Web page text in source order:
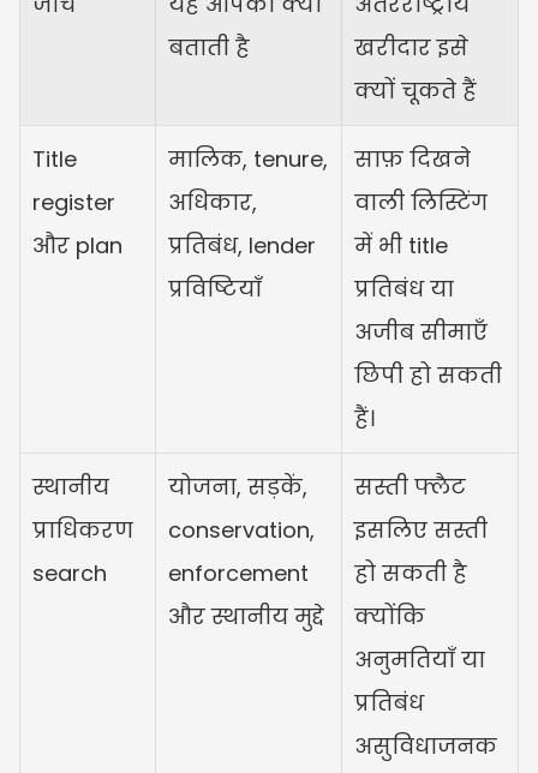
बताती है
खरीदार इसे
क्यों चूकते हैं
Title
register
और plan
मालिक, tenure,
अधिकार,
प्रतिबंध, lender
प्रविष्टियाँ
साफ़ दिखने
वाली लिस्टिंग
में भी title
प्रतिबंध या
अजीब सीमाएँ
छिपी हो सकती
हैं।
स्थानीय
प्राधिकरण
search
योजना, सड़कें,
conservation,
enforcement
और स्थानीय मुद्दे
सस्ती फ्लैट
इसलिए सस्ती
हो सकती है
क्योंकि
अनुमतियाँ या
प्रतिबंध
असुविधाजनक